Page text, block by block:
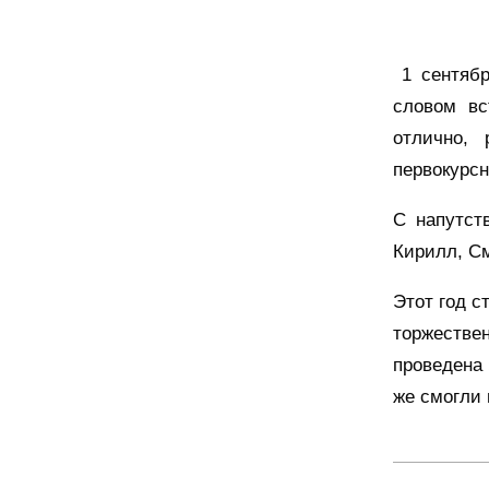
1
словом
отлично,
С
Кирилл,
Этот год
же смогли